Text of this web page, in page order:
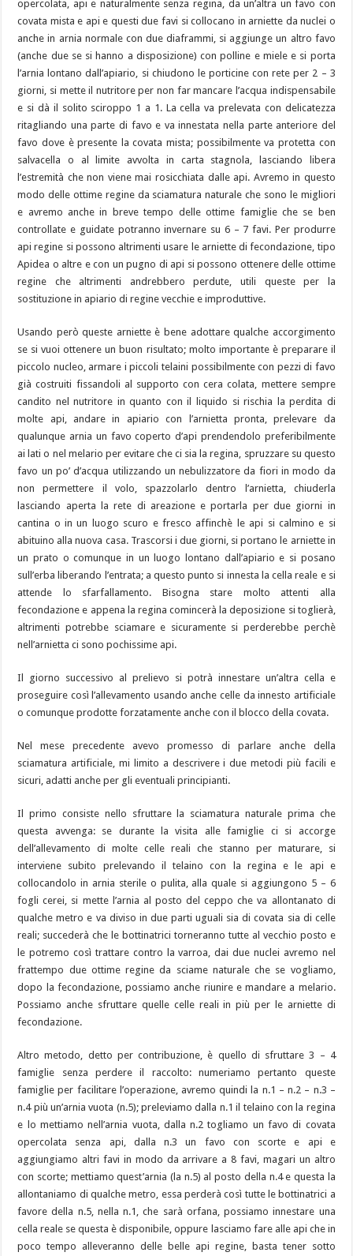
opercolata, api e naturalmente senza regina, da un’altra un favo con
covata mista e api e questi due favi si collocano in arniette da nuclei o
anche in arnia normale con due diaframmi, si aggiunge un altro favo
(anche due se si hanno a disposizione) con polline e miele e si porta
l’arnia lontano dall’apiario, si chiudono le porticine con rete per 2 – 3
giorni, si mette il nutritore per non far mancare l’acqua indispensabile
e si dà il solito sciroppo 1 a 1. La cella va prelevata con delicatezza
ritagliando una parte di favo e va innestata nella parte anteriore del
favo dove è presente la covata mista; possibilmente va protetta con
salvacella o al limite avvolta in carta stagnola, lasciando libera
l’estremità che non viene mai rosicchiata dalle api. Avremo in questo
modo delle ottime regine da sciamatura naturale che sono le migliori
e avremo anche in breve tempo delle ottime famiglie che se ben
controllate e guidate potranno invernare su 6 – 7 favi. Per produrre
api regine si possono altrimenti usare le arniette di fecondazione, tipo
Apidea o altre e con un pugno di api si possono ottenere delle ottime
regine che altrimenti andrebbero perdute, utili queste per la
sostituzione in apiario di regine vecchie e improduttive.
Usando però queste arniette è bene adottare qualche accorgimento
se si vuoi ottenere un buon risultato; molto importante è preparare il
piccolo nucleo, armare i piccoli telaini possibilmente con pezzi di favo
già costruiti fissandoli al supporto con cera colata, mettere sempre
candito nel nutritore in quanto con il liquido si rischia la perdita di
molte api, andare in apiario con l’arnietta pronta, prelevare da
qualunque arnia un favo coperto d’api prendendolo preferibilmente
ai lati o nel melario per evitare che ci sia la regina, spruzzare su questo
favo un po’ d’acqua utilizzando un nebulizzatore da fiori in modo da
non permettere il volo, spazzolarlo dentro l’arnietta, chiuderla
lasciando aperta la rete di areazione e portarla per due giorni in
cantina o in un luogo scuro e fresco affinchè le api si calmino e si
abituino alla nuova casa. Trascorsi i due giorni, si portano le arniette in
un prato o comunque in un luogo lontano dall’apiario e si posano
sull’erba liberando l’entrata; a questo punto si innesta la cella reale e si
attende lo sfarfallamento. Bisogna stare molto attenti alla
fecondazione e appena la regina comincerà la deposizione si toglierà,
altrimenti potrebbe sciamare e sicuramente si perderebbe perchè
nell’arnietta ci sono pochissime api.
Il giorno successivo al prelievo si potrà innestare un’altra cella e
proseguire così l’allevamento usando anche celle da innesto artificiale
o comunque prodotte forzatamente anche con il blocco della covata.
Nel mese precedente avevo promesso di parlare anche della
sciamatura artificiale, mi limito a descrivere i due metodi più facili e
sicuri, adatti anche per gli eventuali principianti.
Il primo consiste nello sfruttare la sciamatura naturale prima che
questa avvenga: se durante la visita alle famiglie ci si accorge
dell’allevamento di molte celle reali che stanno per maturare, si
interviene subito prelevando il telaino con la regina e le api e
collocandolo in arnia sterile o pulita, alla quale si aggiungono 5 – 6
fogli cerei, si mette l’arnia al posto del ceppo che va allontanato di
qualche metro e va diviso in due parti uguali sia di covata sia di celle
reali; succederà che le bottinatrici torneranno tutte al vecchio posto e
le potremo così trattare contro la varroa, dai due nuclei avremo nel
frattempo due ottime regine da sciame naturale che se vogliamo,
dopo la fecondazione, possiamo anche riunire e mandare a melario.
Possiamo anche sfruttare quelle celle reali in più per le arniette di
fecondazione.
Altro metodo, detto per contribuzione, è quello di sfruttare 3 – 4
famiglie senza perdere il raccolto: numeriamo pertanto queste
famiglie per facilitare l’operazione, avremo quindi la n.1 – n.2 – n.3 –
n.4 più un’arnia vuota (n.5); preleviamo dalla n.1 il telaino con la regina
e lo mettiamo nell’arnia vuota, dalla n.2 togliamo un favo di covata
opercolata senza api, dalla n.3 un favo con scorte e api e
aggiungiamo altri favi in modo da arrivare a 8 favi, magari un altro
con scorte; mettiamo quest’arnia (la n.5) al posto della n.4 e questa la
allontaniamo di qualche metro, essa perderà così tutte le bottinatrici a
favore della n.5, nella n.1, che sarà orfana, possiamo innestare una
cella reale se questa è disponibile, oppure lasciamo fare alle api che in
poco tempo alleveranno delle belle api regine, basta tener sotto